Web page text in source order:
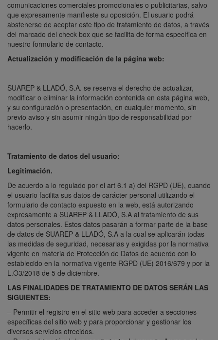
comunicaciones comerciales promocionales o publicitarias, salvo
que expresamente manifieste su oposición. El usuario podrá
abstenerse de aceptar este tipo de tratamiento de datos, a través
del marcado del check box que se facilita de forma específica en
nuestro formulario de contacto.
Actualización y modificación de la página web:
SUAREP & LLADÓ, S.A. se reserva el derecho de actualizar,
modificar o eliminar la información contenida en esta página web,
y su configuración o presentación, en cualquier momento, sin
previo aviso y sin asumir ningún tipo de responsabilidad por
hacerlo.
Tratamiento de datos del usuario:
Legitimación.
De acuerdo a lo regulado por el art 6.1 a) del RGPD (UE), cuando
el usuario facilita sus datos de carácter personal utilizando el
formulario de contacto expuesto en la web, está autorizando
expresamente a SUAREP & LLADÓ, S.A al tratamiento de sus
datos personales. Estos datos pasarán a formar parte de la base
de datos de SUAREP & LLADÓ, S.A a la cual se aplicarán todas
las medidas de seguridad, necesarias y exigidas por la normativa
vigente en materia de Protección de Datos de acuerdo con lo
establecido en la normativa vigente RGPD (UE) 2016/679 y por la
L.O3/2018 de 5 de diciembre.
LAS FINALIDADES DE TRATAMIENTO DE DATOS SERÁN LAS
SIGUIENTES:
– Permitir el registro en el sitio web para acceder a secciones
específicas del sitio web y para proporcionar y gestionar los
diversos servicios ofrecidos.